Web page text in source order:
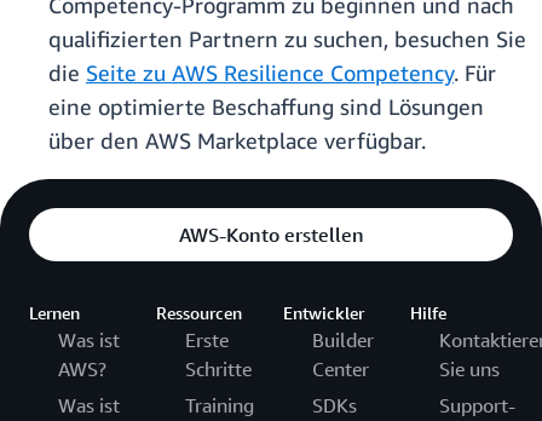
qualifizierten Partnern zu suchen, besuchen Sie
die Seite zu AWS Resilience Competency. Für
eine optimierte Beschaffung sind Lösungen
über den AWS Marketplace verfügbar.
AWS-Konto erstellen
Lernen
Was ist
AWS?
Was ist
Ressourcen
Erste
Schritte
Training
Entwickler
Builder
Center
SDKs
Hilfe
Sie uns
Support-